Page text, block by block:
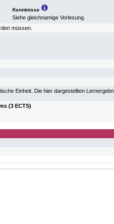
Kenntnisse
Siehe gleichnamige Vorlesung.
müssen.
Einheit. Die hier dargestellten
(3 ECTS)